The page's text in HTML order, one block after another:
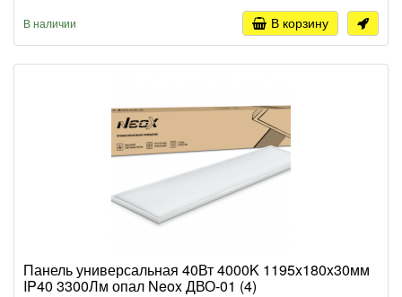
В наличии В корзину
Панель универсальная 40Вт 4000K 1195x180x30мм
IP40 3300Лм опал Neox ДВО-01 (4)